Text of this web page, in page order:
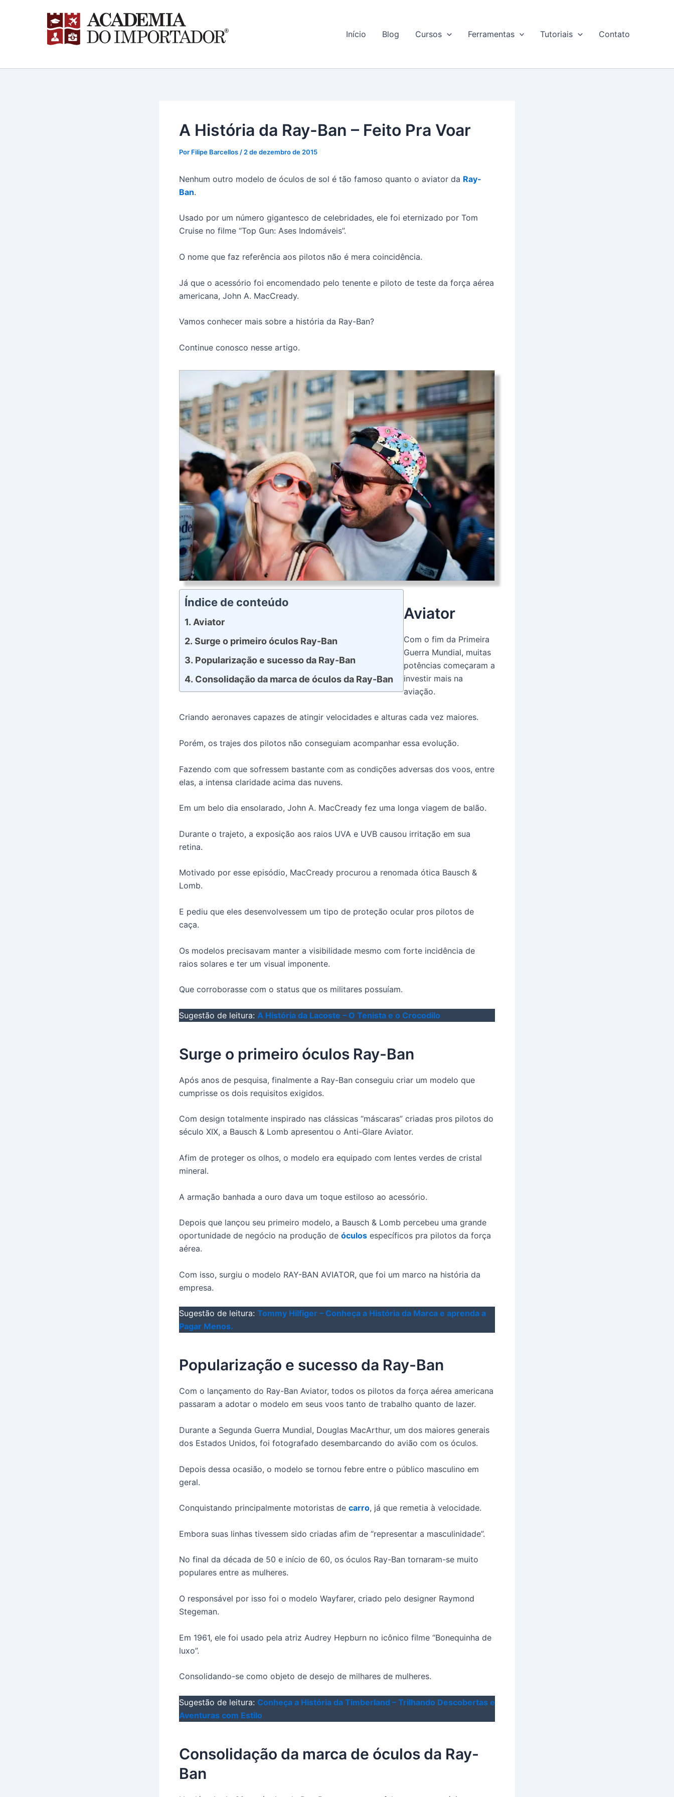
Início Blog Cursos Ferramentas Tutoriais Contato
A História da Ray-Ban – Feito Pra Voar
Por Filipe Barcellos / 2 de dezembro de 2015
Nenhum outro modelo de óculos de sol é tão famoso quanto o aviator da Ray-
Ban.
Usado por um número gigantesco de celebridades, ele foi eternizado por Tom
Cruise no filme “Top Gun: Ases Indomáveis”.
O nome que faz referência aos pilotos não é mera coincidência.
Já que o acessório foi encomendado pelo tenente e piloto de teste da força aérea
americana, John A. MacCready.
Vamos conhecer mais sobre a história da Ray-Ban?
Continue conosco nesse artigo.
Índice de conteúdo
Aviator
Surge o primeiro óculos Ray-Ban
Popularização e sucesso da Ray-Ban
Consolidação da marca de óculos da Ray-Ban
Aviator
Com o fim da Primeira
Guerra Mundial, muitas
potências começaram a
investir mais na
aviação.
Criando aeronaves capazes de atingir velocidades e alturas cada vez maiores.
Porém, os trajes dos pilotos não conseguiam acompanhar essa evolução.
Fazendo com que sofressem bastante com as condições adversas dos voos, entre
elas, a intensa claridade acima das nuvens.
Em um belo dia ensolarado, John A. MacCready fez uma longa viagem de balão.
Durante o trajeto, a exposição aos raios UVA e UVB causou irritação em sua
retina.
Motivado por esse episódio, MacCready procurou a renomada ótica Bausch &
Lomb.
E pediu que eles desenvolvessem um tipo de proteção ocular pros pilotos de
caça.
Os modelos precisavam manter a visibilidade mesmo com forte incidência de
raios solares e ter um visual imponente.
Que corroborasse com o status que os militares possuíam.
Sugestão de leitura: A História da Lacoste – O Tenista e o Crocodilo
Surge o primeiro óculos Ray-Ban
Após anos de pesquisa, finalmente a Ray-Ban conseguiu criar um modelo que
cumprisse os dois requisitos exigidos.
Com design totalmente inspirado nas clássicas “máscaras” criadas pros pilotos do
século XIX, a Bausch & Lomb apresentou o Anti-Glare Aviator.
Afim de proteger os olhos, o modelo era equipado com lentes verdes de cristal
mineral.
A armação banhada a ouro dava um toque estiloso ao acessório.
Depois que lançou seu primeiro modelo, a Bausch & Lomb percebeu uma grande
oportunidade de negócio na produção de óculos específicos pra pilotos da força
aérea.
Com isso, surgiu o modelo RAY-BAN AVIATOR, que foi um marco na história da
empresa.
Sugestão de leitura: Tommy Hilfiger – Conheça a História da Marca e aprenda a
Pagar Menos.
Popularização e sucesso da Ray-Ban
Com o lançamento do Ray-Ban Aviator, todos os pilotos da força aérea americana
passaram a adotar o modelo em seus voos tanto de trabalho quanto de lazer.
Durante a Segunda Guerra Mundial, Douglas MacArthur, um dos maiores generais
dos Estados Unidos, foi fotografado desembarcando do avião com os óculos.
Depois dessa ocasião, o modelo se tornou febre entre o público masculino em
geral.
Conquistando principalmente motoristas de carro, já que remetia à velocidade.
Embora suas linhas tivessem sido criadas afim de “representar a masculinidade”.
No final da década de 50 e início de 60, os óculos Ray-Ban tornaram-se muito
populares entre as mulheres.
O responsável por isso foi o modelo Wayfarer, criado pelo designer Raymond
Stegeman.
Em 1961, ele foi usado pela atriz Audrey Hepburn no icônico filme “Bonequinha de
luxo”.
Consolidando-se como objeto de desejo de milhares de mulheres.
Sugestão de leitura: Conheça a História da Timberland – Trilhando Descobertas e
Aventuras com Estilo
Consolidação da marca de óculos da Ray-
Ban